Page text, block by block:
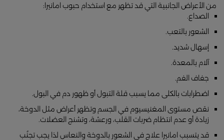
من الأعراض الجانبية التي قد تظهر مع استخدام حبوب امانيرا:
الصداع.
الشعور بالتعب.
إسهال شديد.
آلام بالمعدة.
جفاف الفم.
اضطرابات بالكلى مما يسبب قلة التبول أو ظهور دم في البول.
نقص مستوى المغنيسيوم في الجسم وتظهر أعراض مثل الدوخة،
زيادة أو عدم انتظام ضربات القلب، ورعشة، وتشنج العضلات.
قد يتسبب امانيرا علاج في الشعور بالدوخة والنعاس لذا يجب تجنُب